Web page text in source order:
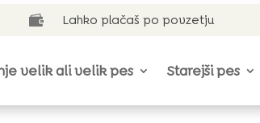
 Lahko plačaš po povzetju
velik ali velik pes Starejši pes